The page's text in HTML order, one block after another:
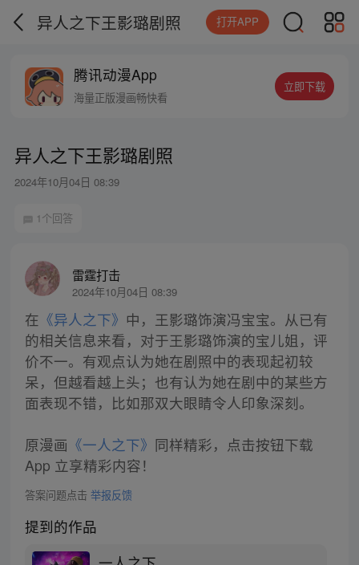
异人之下王影璐剧照 打开APP
腾讯动漫App
海量正版漫画畅快看
立即下载
异人之下王影璐剧照
2024年10月04日 08:39
1个回答
雷霆打击
2024年10月04日 08:39
在 《异人之下》 中，王影璐饰演冯宝宝。从已有
的相关信息来看，对于王影璐饰演的宝儿姐，评
价不一。有观点认为她在剧照中的表现起初较
呆，但越看越上头；也有认为她在剧中的某些方
面表现不错，比如那双大眼睛令人印象深刻。
原漫画 《一人之下》 同样精彩，点击按钮下载
App 立享精彩内容！
答案问题点击 举报反馈
提到的作品